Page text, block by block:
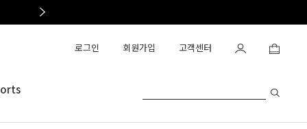
로그인 회원가입 고객센터